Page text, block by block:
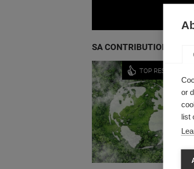
SA CONTRIBUTION
TOP RESEARCH
or
list